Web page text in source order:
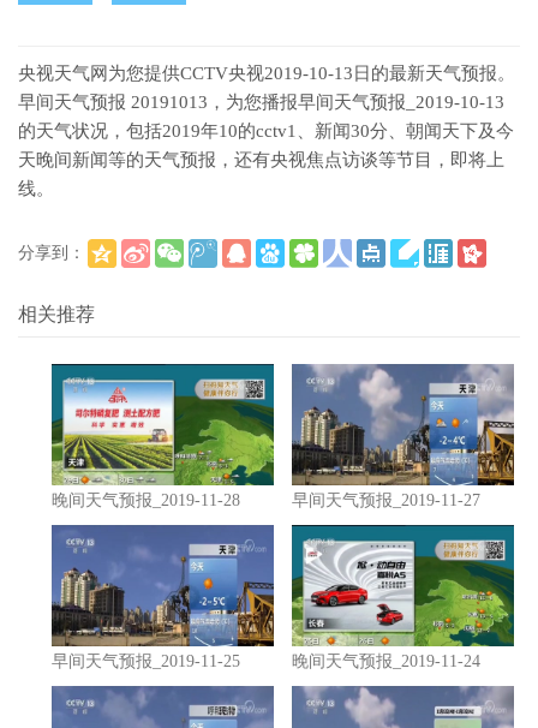
央视天气网为您提供CCTV央视2019-10-13日的最新天气预报。
早间天气预报 20191013，为您播报早间天气预报_2019-10-13
的天气状况，包括2019年10的cctv1、新闻30分、朝闻天下及今
天晚间新闻等的天气预报，还有央视焦点访谈等节目，即将上
线。
分享到：
相关推荐
晚间天气预报_2019-11-28 早间天气预报_2019-11-27
早间天气预报_2019-11-25 晚间天气预报_2019-11-24